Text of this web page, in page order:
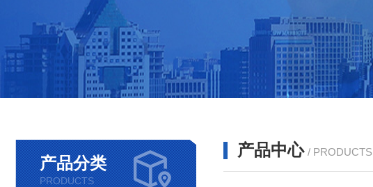
产品分类
PRODUCTS
产品中心 / PRODUCTS